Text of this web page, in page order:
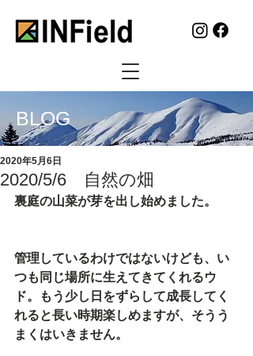
BLOG
2020/5/6 自然の畑
2020年5月6日
裏庭の山菜が芽を出し始めました。
管理しているわけではないけども、い
つも同じ場所に生えてきてくれるウ
ド。もう少し日をずらして成長してく
れると長い時期楽しめますが、そうう
まくはいきません。